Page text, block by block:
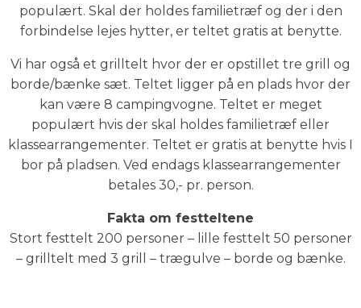
populært. Skal der holdes familietræf og der i den
forbindelse lejes hytter, er teltet gratis at benytte.
Vi har også et grilltelt hvor der er opstillet tre grill og
borde/bænke sæt. Teltet ligger på en plads hvor der
kan være 8 campingvogne. Teltet er meget
populært hvis der skal holdes familietræf eller
klassearrangementer. Teltet er gratis at benytte hvis I
bor på pladsen. Ved endags klassearrangementer
betales 30,- pr. person.
Fakta om festteltene
Stort festtelt 200 personer – lille festtelt 50 personer
– grilltelt med 3 grill – trægulve – borde og bænke.